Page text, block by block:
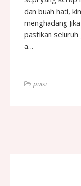
dan buah hati,
menghadang
pastikan seluruh
a…
puisi